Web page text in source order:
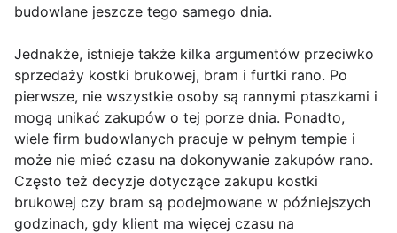
budowlane jeszcze tego samego dnia.
Jednakże, istnieje także kilka argumentów przeciwko
sprzedaży kostki brukowej, bram i furtki rano. Po
pierwsze, nie wszystkie osoby są rannymi ptaszkami i
mogą unikać zakupów o tej porze dnia. Ponadto,
wiele firm budowlanych pracuje w pełnym tempie i
może nie mieć czasu na dokonywanie zakupów rano.
Często też decyzje dotyczące zakupu kostki
brukowej czy bram są podejmowane w późniejszych
godzinach, gdy klient ma więcej czasu na